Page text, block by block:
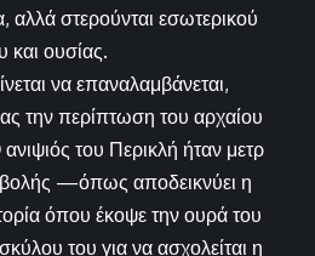
αλλά στερούνται εσωτερικού
και ουσίας.
να επαναλαμβάνεται,
την περίπτωση του αρχαίου
του Περικλή ήταν μετρ
—όπως αποδεικνύει η
όπου έκοψε την ουρά του
του για να ασχολείται η